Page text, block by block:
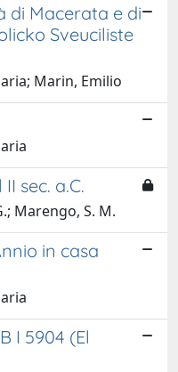
di Macerata e di
Sveuciliste
Marin, Emilio
sec. a.C.
Marengo, S. M.
in casa
I 5904 (El